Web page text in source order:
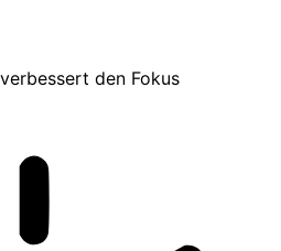
den Fokus